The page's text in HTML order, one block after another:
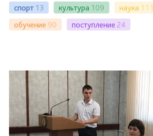
спорт 13 культура 109 наука 111
обучение 90 поступление 24